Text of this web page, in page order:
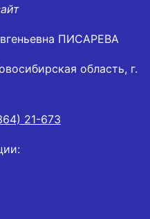
ПИСАРЕВА
область, г.
21-673